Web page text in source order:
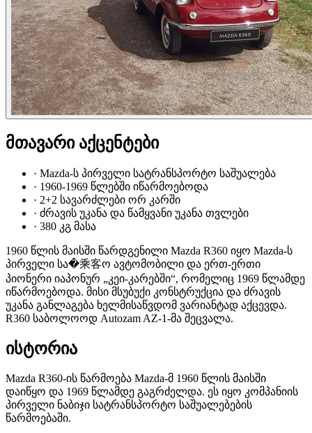
მთავარი აქცენტები
· Mazda-ს პირველი სატრანსპორტო საშუალება
· 1960-1969 წლებში იწარმოებოდა
· 2+2 სავარძლები ორ კარში
· ძრავის უკანა და წამყვანი უკანა თვლები
· 380 კგ მასა
1960 წლის მაისში წარდგენილი Mazda R360 იყო Mazda-ს
პირველი სა�乘客ო ავტომობილი და ერთ-ერთი
პიონერი იაპონურ „კეი-კარებში“, რომელიც 1969 წლამდე
იწარმოებოდა. მისი მსუბუქი კონსტრუქცია და ძრავის
უკანა განლაგება ხელმისაწვდომ ვარიანტად აქცევდა.
R360 საბოლოოდ Autozam AZ-1-მა შეცვალა.
ისტორია
Mazda R360-ის წარმოება Mazda-მ 1960 წლის მაისში
დაიწყო და 1969 წლამდე გაგრძელდა. ეს იყო კომპანიის
პირველი ნაბიჯი სატრანსპორტო საშუალებების
წარმოებაში.